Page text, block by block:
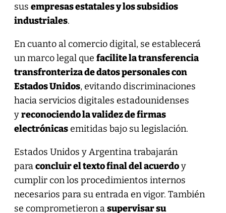
sus empresas estatales y los subsidios
industriales.
En cuanto al comercio digital, se establecerá
un marco legal que facilite la transferencia
transfronteriza de datos personales con
Estados Unidos, evitando discriminaciones
hacia servicios digitales estadounidenses
yreconociendo la validez de firmas
electrónicasemitidas bajo su legislación.
Estados Unidos y Argentina trabajarán
paraconcluir el texto final del acuerdoy
cumplir con los procedimientos internos
necesarios para su entrada en vigor. También
se comprometieron asupervisar su